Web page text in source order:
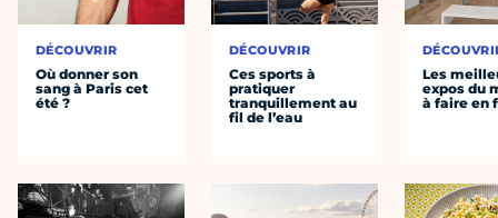
DÉCOUVRIR
Où donner son
sang à Paris cet
été ?
DÉCOUVRIR
Ces sports à
pratiquer
tranquillement au
fil de l’eau
Les
expos du
à faire en